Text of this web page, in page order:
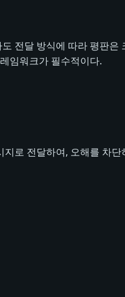
전달 방식에 따라 평판은
임워크가 필수적이다.
로 전달하여, 오해를 차